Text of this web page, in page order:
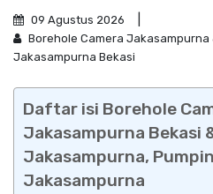
09 Agustus 2026
Borehole Camera Jakasampurna
Jakasampurna Bekasi
Daftar isi Borehole
Jakasampurna Bekasi
Jakasampurna,
Jakasampurna